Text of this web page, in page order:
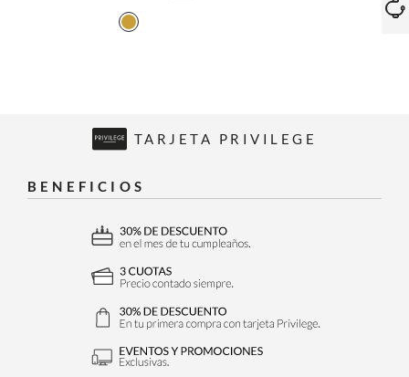
TARJETA PRIVILEGE
BENEFICIOS